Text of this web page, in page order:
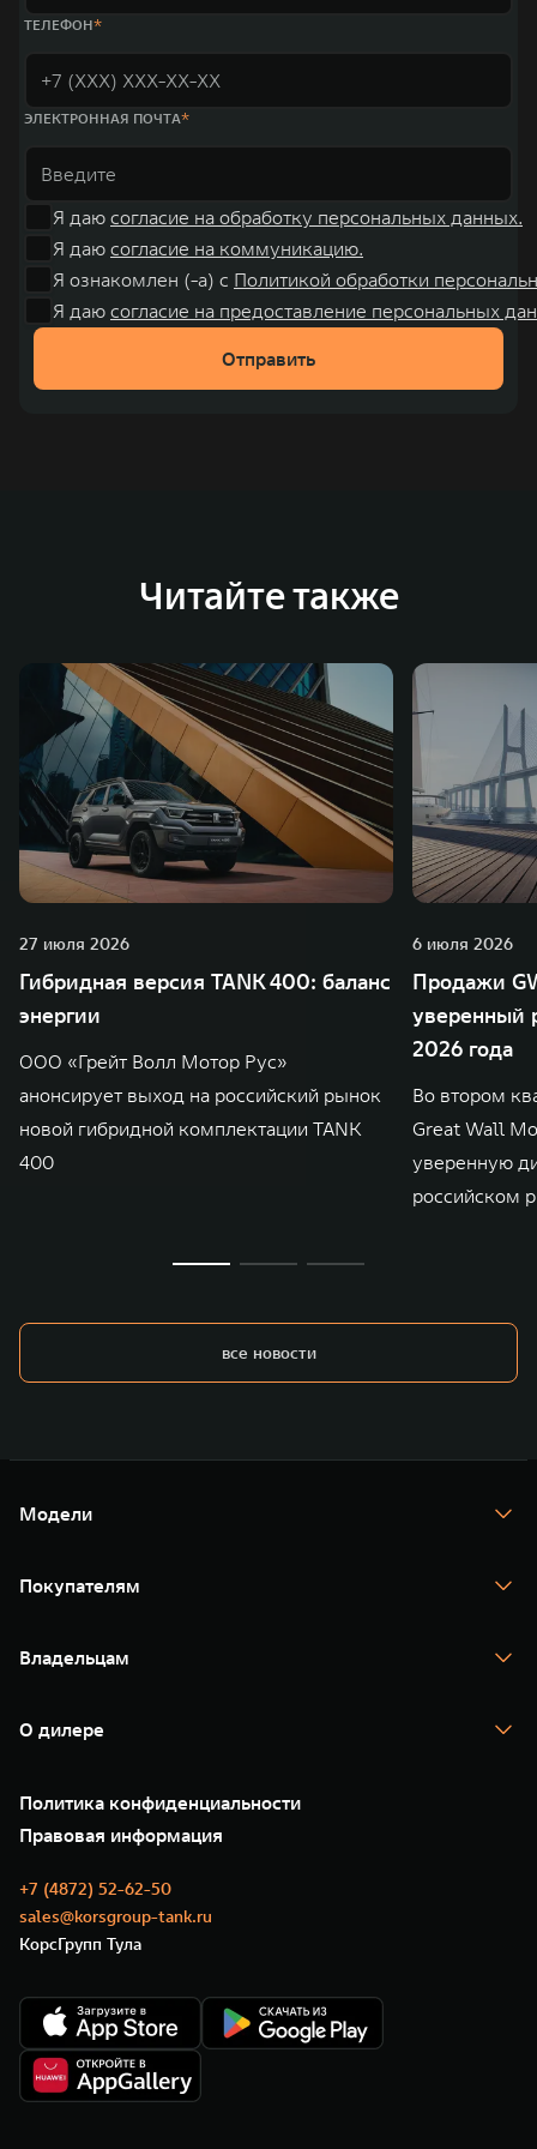
ТЕЛЕФОН
ЭЛЕКТРОННАЯ ПОЧТА
Я даю согласие на обработку персональных данных.
Я даю согласие на коммуникацию.
Я ознакомлен (-а) с Политикой обработки
Я даю согласие на предоставление персональных
Отправить
Читайте также
27 июля 2026
Гибридная версия TANK 400: баланс
энергии
ООО «Грейт Волл Мотор Рус»
анонсирует выход на российский рынок
новой гибридной комплектации TANK
400
6 июля 2026
Продажи
уверенный
2026 года
Во втором
Great Wall
уверенную
российском
все новости
Модели
TANK 400
TANK 500
Покупателям
Тест-драйв
TANK Финансы
Корпоративным клиентам
Зарядные станции
Владельцам
Помощь на дороге
Новые цифровые сервисы TANK
Сервис
Нулевое ТО
Моторные масла
О дилере
35 лет GWM
GWM ТЕХ ДЕНЬ
Новости
Политика конфиденциальности
Правовая информация
+7 (4872) 52-62-50
sales@korsgroup-tank.ru
КорсГрупп Тула